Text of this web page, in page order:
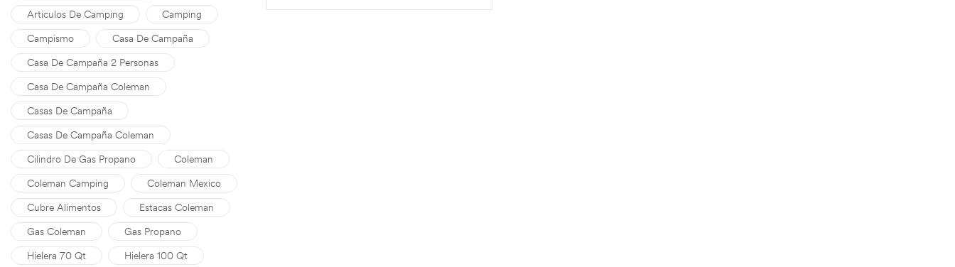
Articulos De Camping
Camping
Campismo
Casa De Campaña
Casa De Campaña 2 Personas
Casa De Campaña Coleman
Casas De Campaña
Casas De Campaña Coleman
Cilindro De Gas Propano
Coleman
Coleman Camping
Coleman Mexico
Cubre Alimentos
Estacas Coleman
Gas Coleman
Gas Propano
Hielera 70 Qt
Hielera 100 Qt